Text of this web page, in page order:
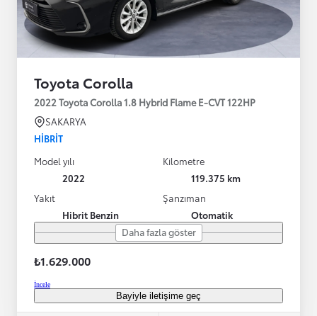
Toyota Corolla
2022 Toyota Corolla 1.8 Hybrid Flame E-CVT 122HP
SAKARYA
HIBRIT
Model yılı
2022
Kilometre
119.375 km
Yakıt
Hibrit Benzin
Şanzıman
Otomatik
Daha fazla göster
₺1.629.000
İncele
Bayiyle iletişime geç